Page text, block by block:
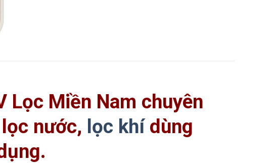
Lọc Miền Nam chuyên
nước, lọc khídùng